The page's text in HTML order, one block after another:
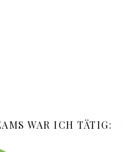
WAR ICH TÄTIG: